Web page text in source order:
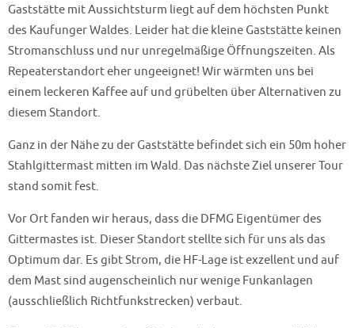
Gaststätte mit Aussichtsturm liegt auf dem höchsten Punkt
des Kaufunger Waldes. Leider hat die kleine Gaststätte keinen
Stromanschluss und nur unregelmäßige Öffnungszeiten. Als
Repeaterstandort eher ungeeignet! Wir wärmten uns bei
einem leckeren Kaffee auf und grübelten über Alternativen zu
diesem Standort.
Ganz in der Nähe zu der Gaststätte befindet sich ein 50m hoher
Stahlgittermast mitten im Wald. Das nächste Ziel unserer Tour
stand somit fest.
Vor Ort fanden wir heraus, dass die DFMG Eigentümer des
Gittermastes ist. Dieser Standort stellte sich für uns als das
Optimum dar. Es gibt Strom, die HF-Lage ist exzellent und auf
dem Mast sind augenscheinlich nur wenige Funkanlagen
(ausschließlich Richtfunkstrecken) verbaut.